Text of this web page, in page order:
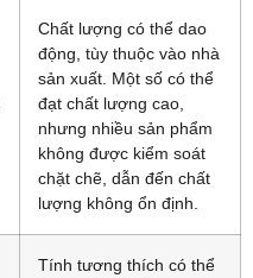
Chất lượng có thể dao
động, tùy thuộc vào nhà
sản xuất. Một số có thể
đạt chất lượng cao,
nhưng nhiều sản phẩm
không được kiểm soát
chặt chẽ, dẫn đến chất
lượng không ổn định.
Tính tương thích có thể